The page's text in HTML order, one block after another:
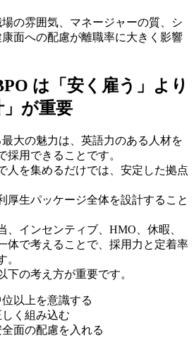
の雰囲気、マネージャーの質、シ
面への配慮が離職率に大きく影響
は「安く雇う」より
」が重要
大の魅力は、英語力のある人材を
採用できることです。
人を集めるだけでは、安定した拠点
厚生パッケージ全体を設計すること
、インセンティブ、HMO、休暇、
体で考えることで、採用力と定着率
。
下の考え方が重要です。
以上を意識する
く組み込む
面の配慮を入れる